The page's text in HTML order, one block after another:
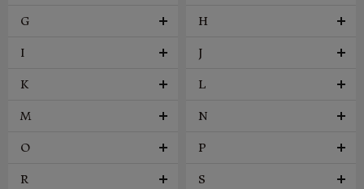
G H
I J
K L
M N
O P
R S